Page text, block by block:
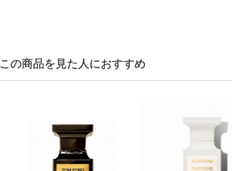
この商品を見た人におすすめ